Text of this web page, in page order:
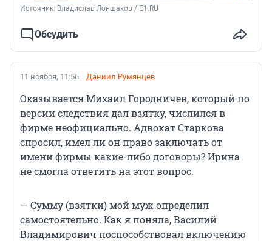
Источник: Владислав Лоншаков / E1.RU
Обсудить
11 ноября, 11:56 Даниил Румянцев
Оказывается Михаил Городничев, который по
версии следствия дал взятку, числился в
фирме неофициально. Адвокат Старкова
спросил, имел ли он право заключать от
имени фирмы какие-либо договоры? Ирина
не смогла ответить на этот вопрос.
— Сумму (взятки) мой муж определил
самостоятельно. Как я поняла, Василий
Владимирович поспособствовал включению